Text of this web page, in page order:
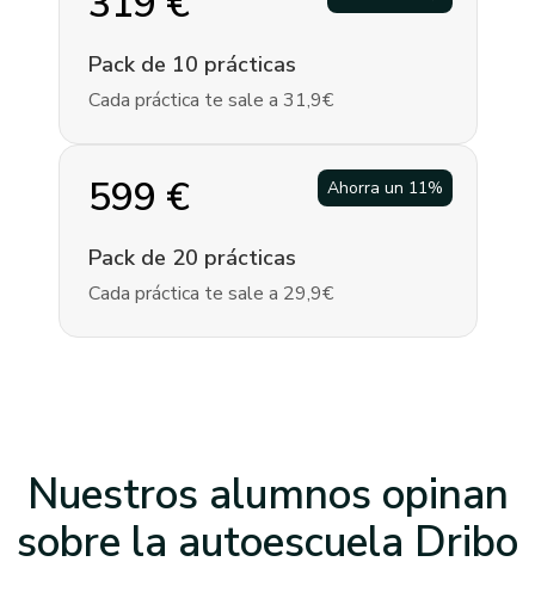
Pack de 10 prácticas
Cada práctica te sale a 31,9€
Ahorra un 11%
599 €
Pack de 20 prácticas
Cada práctica te sale a 29,9€
Nuestros alumnos opinan
sobre la autoescuela Dribo